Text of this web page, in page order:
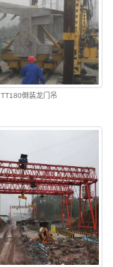
TT180倒装龙门吊